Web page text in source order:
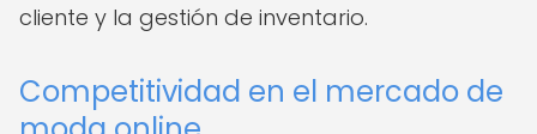
cliente y la gestión de inventario.
Competitividad en el mercado de